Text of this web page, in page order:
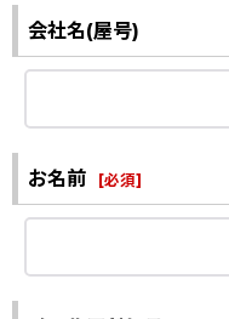
会社名(屋号)
お名前 [必須]